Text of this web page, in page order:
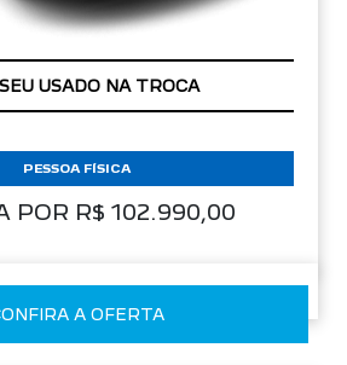
APROVEITE!
POR R$ 102.990,00
PESSOA FÍSICA
A OFERTA